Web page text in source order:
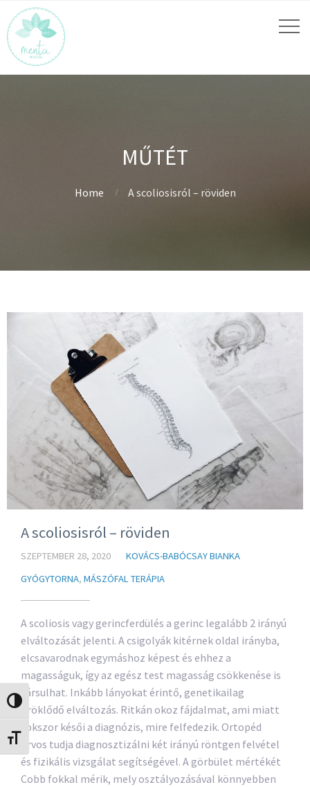
Nagy kontraszt váltása
Betűméret váltása
MŰTÉT
Home A scoliosisról – röviden
A scoliosisról – röviden
SZEPTEMBER 28, 2020
KOVÁCS-BABÓCSAY BIANKA
GYÓGYTORNA, MÁSZÓFAL TERÁPIA
A scoliosis vagy gerincferdülés a gerinc legalább 2 irányú
elváltozását jelenti. A csigolyák kitérnek oldal irányba,
elcsavarodnak egymáshoz képest és ehhez a
magasságuk, így az egész test magasság csökkenése is
társulhat. Inkább lányokat érintő, genetikailag
öröklődő elváltozás. Ritkán okoz fájdalmat, ami miatt
sokszor késői a diagnózis, mire felfedezik. Ortopéd
orvos tudja diagnosztizálni két irányú röntgen felvétel
és fizikális vizsgálat segítségével. A görbület mértékét
Cobb fokkal mérik, mely osztályozásával könnyebben